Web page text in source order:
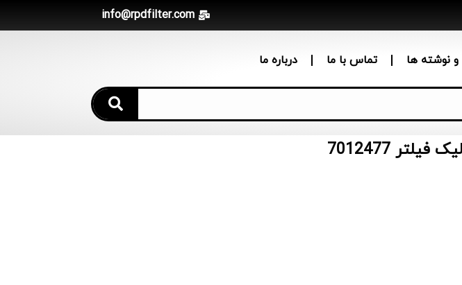
info@rpdfilter.com
و نوشته ها تماس با ما درباره ما
7012477